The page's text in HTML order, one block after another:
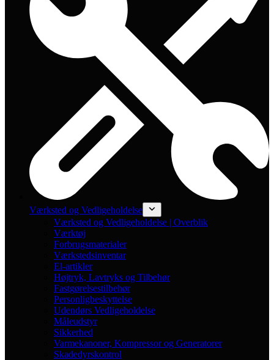
Værksted og Vedligeholdelse
Værksted og Vedligeholdelse | Overblik
Værktøj
Forbrugsmaterialer
Værkstedsinventar
El-artikler
Højtryk, Lavtryks og Tilbehør
Fastgørelsestilbehør
Personligbeskyttelse
Udendørs Vedligeholdelse
Måleudstyr
Sikkerhed
Varmekanoner, Kompressor og Generatorer
Skadedyrskontrol